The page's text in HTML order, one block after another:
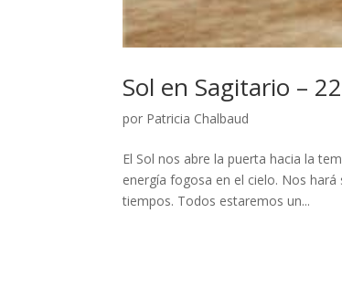
Sol en Sagitario –
por Patricia Chalbaud
El Sol nos abre la puerta hacia la
energía fogosa en el cielo. Nos
tiempos. Todos estaremos un...